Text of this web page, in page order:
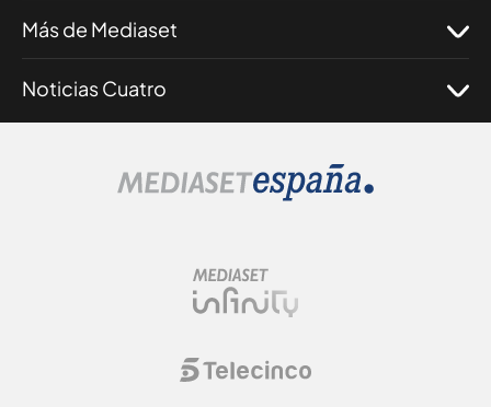
Más de Mediaset
Noticias Cuatro